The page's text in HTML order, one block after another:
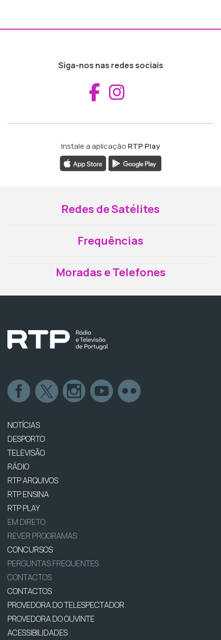
Siga-nos nas redes sociais
Aceder ao
Instale a aplicação RTP Play
Redes de Satélites
Frequências
Moradas e Telefones
NOTÍCIAS
DESPORTO
TELEVISÃO
RÁDIO
RTP ARQUIVOS
RTP ENSINA
RTP PLAY
EM DIRETO
REVER PROGRAMAS
CONCURSOS
PERGUNTAS FREQUENTES
CONTACTOS
CONTACTOS
PROVEDORA DO TELESPECTADOR
PROVEDORA DO OUVINTE
ACESSIBILIDADES